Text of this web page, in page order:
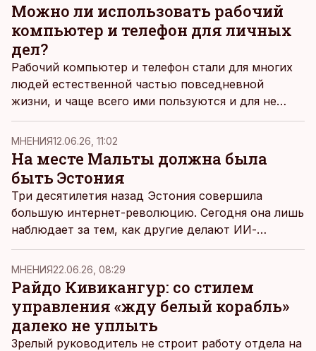
Можно ли использовать рабочий
компьютер и телефон для личных
дел?
Рабочий компьютер и телефон стали для многих
людей естественной частью повседневной
жизни, и чаще всего ими пользуются и для не
связанных с работой дел. По словам инженера по
кибербезопасности Telia Тарво Кунца, именно это
и повышает риски, последствия которых могут
затронуть всю компанию.
MНЕНИЯ12.06.26, 11:02
На месте Мальты должна была
быть Эстония
Три десятилетия назад Эстония совершила
большую интернет-революцию. Сегодня она лишь
наблюдает за тем, как другие делают ИИ-
переворот, пишет журналист, автор проекта
«Реальная Балтия» Андрей Деменков.
MНЕНИЯ22.06.26, 08:29
Райдо Кивикангур: со стилем
управления «жду белый корабль»
далеко не уплыть
Зрелый руководитель не строит работу отдела на